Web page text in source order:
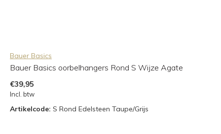
Bauer Basics
Bauer Basics oorbelhangers Rond S Wijze Agate
€39,95
Incl. btw
Artikelcode: S Rond Edelsteen Taupe/Grijs